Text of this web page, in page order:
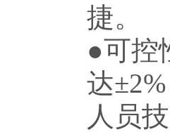
捷。
●可控
达
人员